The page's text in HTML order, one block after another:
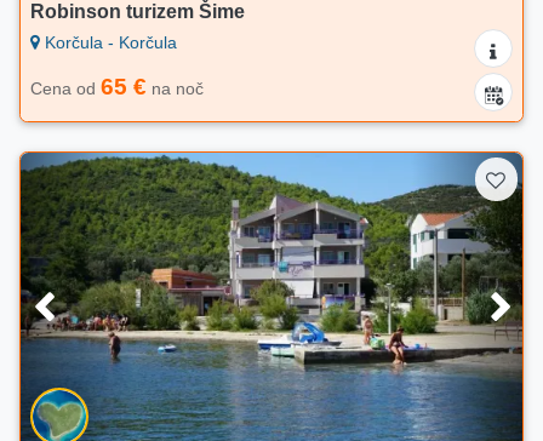
Robinson turizem Šime
Korčula - Korčula
Cena od 65 € na noč